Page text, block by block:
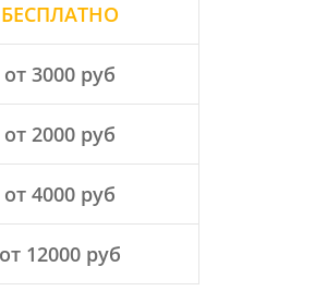
БЕСПЛАТНО
от 3000 руб
от 2000 руб
от 4000 руб
от 12000 руб